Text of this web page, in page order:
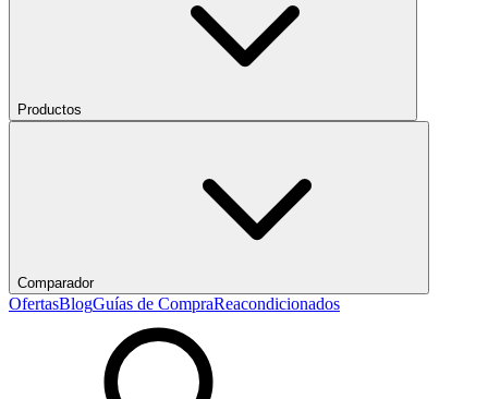
Productos
Comparador
OfertasBlogGuías de CompraReacondicionados